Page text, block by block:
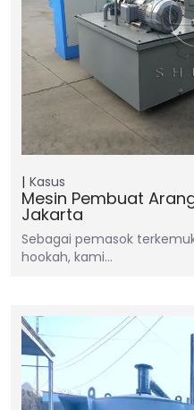
Kasus
Mesin Pembuat
Jakarta
Sebagai pemasok
hookah, kami…